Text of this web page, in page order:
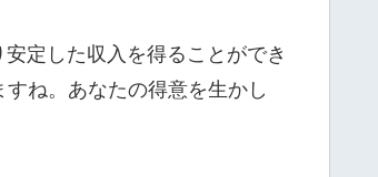
定した収入を得ることができ
ね。あなたの得意を生かし